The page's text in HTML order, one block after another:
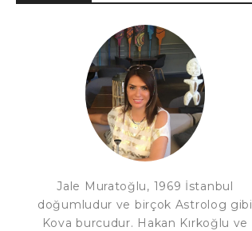
Jale Muratoğlu, 1969 İstanbul
doğumludur ve birçok Astrolog gibi
Kova burcudur. Hakan Kırkoğlu ve